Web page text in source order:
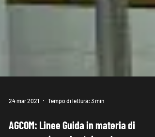
24 mar 2021 Tempo di lettura: 3 min